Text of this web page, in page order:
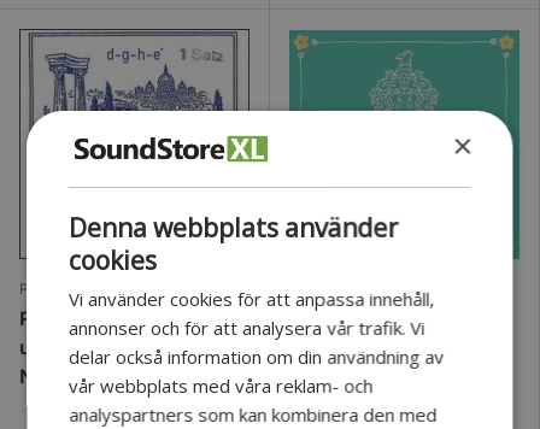
Romana
Romana strängar för
ukulele Baritone Ukulele
Nylon - Set
Hannabach strängar för
ukulele tenorukulele
Goldin 243MHTLG low G
- set Low G (243MHTLG)
×
Denna webbplats använder
cookies
Vi använder cookies för att anpassa innehåll,
annonser och för att analysera vår trafik. Vi
delar också information om din användning av
vår webbplats med våra reklam- och
analyspartners som kan kombinera den med